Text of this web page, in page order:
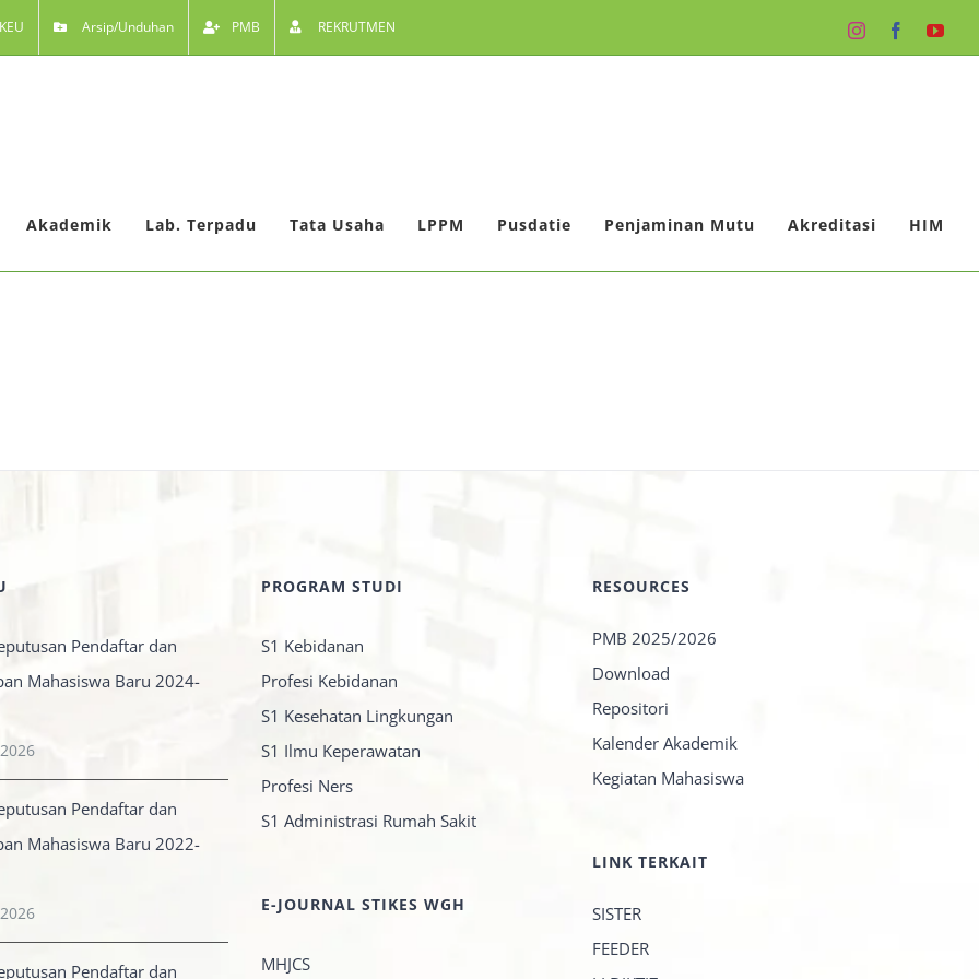
Arsip/Unduhan PMB REKRUTMEN InstagramFacebook
Akademik Lab. Terpadu Tata Usaha LPPM Pusdatie Penjaminan Mutu Akreditasi HIM
Pendaftar dan
Mahasiswa Baru 2024-
Pendaftar dan
Mahasiswa Baru 2022-
Pendaftar dan
PROGRAM STUDI
S1 Kebidanan
Profesi Kebidanan
S1 Kesehatan Lingkungan
S1 Ilmu Keperawatan
Profesi Ners
S1 Administrasi Rumah Sakit
E-JOURNAL STIKES WGH
MHJCS
RESOURCES
PMB 2025/2026
Download
Repositori
Kalender Akademik
Kegiatan Mahasiswa
LINK TERKAIT
SISTER
FEEDER